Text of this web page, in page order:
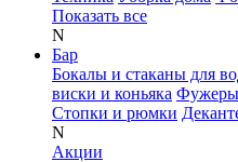
Показать все
N
Бар
Бокалы и стаканы для
виски и коньяка Фужеры
Стопки и рюмки
N
Акции